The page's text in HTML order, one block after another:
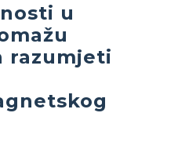
u
razumjeti